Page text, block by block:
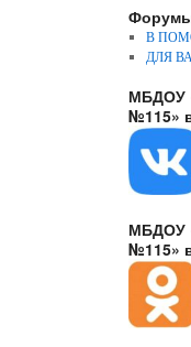
В
ДЛЯ
МБДОУ
№115»
МБДОУ
№115»